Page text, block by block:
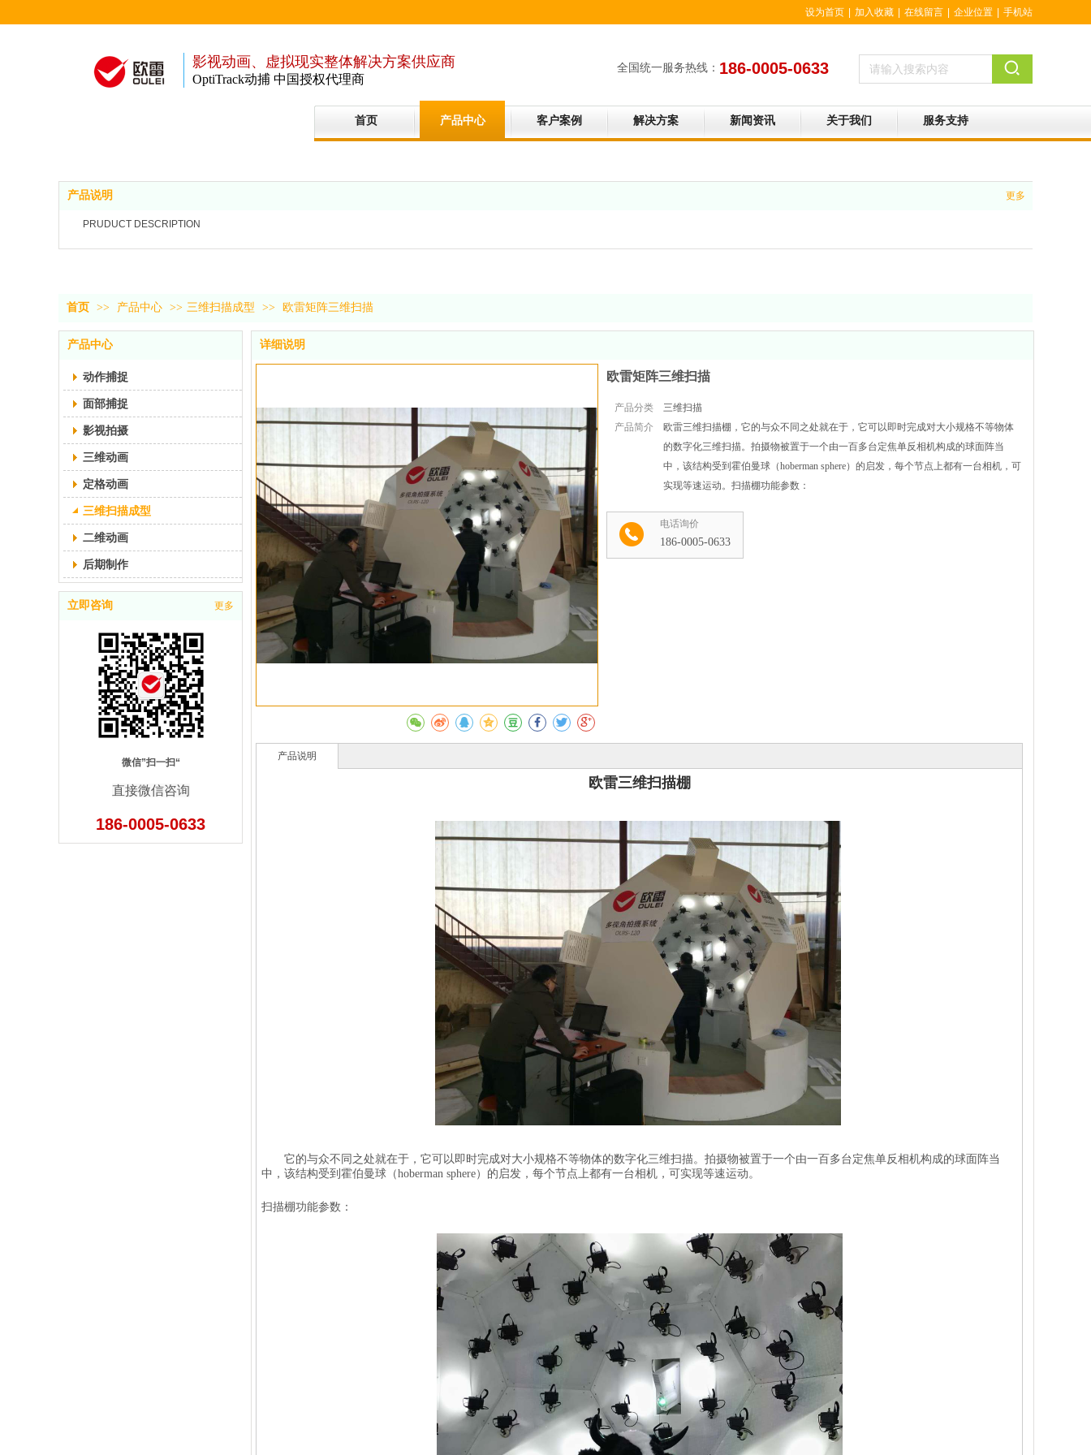
影视动画、虚拟现实整体解决方案供应商
OptiTrack动捕 中国授权代理商
全国统一服务热线： 186-0005-0633
首页 产品中心 客户案例 解决方案 新闻资讯 关于我们 服务支持
设为首页 加入收藏 在线留言 企业位置 手机站
产品说明 更多
PRUDUCT DESCRIPTION
首页 >> 产品中心 >> 三维扫描成型 >> 欧雷矩阵三维扫描
产品中心
动作捕捉
面部捕捉
影视拍摄
三维动画
定格动画
三维扫描成型
二维动画
后期制作
立即咨询 更多
微信”扫一扫“
直接微信咨询
186-0005-0633
详细说明
欧雷矩阵三维扫描
产品分类
三维扫描
产品简介
欧雷三维扫描棚，它的与众不同之处就在于，它可以即时完成对大小规格不等物体
的数字化三维扫描。拍摄物被置于一个由一百多台定焦单反相机构成的球面阵当
中，该结构受到霍伯曼球（hoberman sphere）的启发，每个节点上都有一台相机，可
实现等速运动。扫描棚功能参数：
电话询价
186-0005-0633
产品说明
欧雷三维扫描棚
它的与众不同之处就在于，它可以即时完成对大小规格不等物体的数字化三维扫描。拍摄物被置于一个由一百多台定焦单反相机构成的球面阵当
中，该结构受到霍伯曼球（hoberman sphere）的启发，每个节点上都有一台相机，可实现等速运动。
扫描棚功能参数：